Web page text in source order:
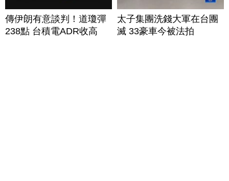
傳伊朗有意談判！道瓊彈
238點 台積電ADR收高
太子集團洗錢大軍在台團
滅 33豪車今被法拍